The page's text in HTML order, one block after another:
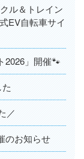
ル＆トレイン
EV自転車サイ
2026」開催🐾
た
／
のお知らせ